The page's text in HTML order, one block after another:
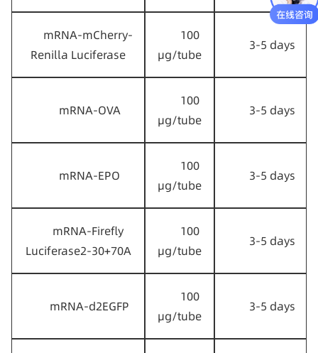
mRNA-mCherry-
Renilla Luciferase
100
μg/tube
3-5 days
mRNA-OVA
100
μg/tube
3-5 days
mRNA-EPO
100
μg/tube
3-5 days
mRNA-Firefly
Luciferase2-30+70A
100
μg/tube
3-5 days
mRNA-d2EGFP
100
μg/tube
3-5 days